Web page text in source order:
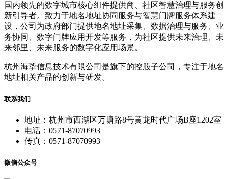
国内领先的数字城市核心组件提供商、社区智慧治理与服务创
新引导者。致力于地名地址协同服务与智慧门牌服务体系建
设，公司为政府部门提供地名地址采集、数据治理与服务、业
务协同、数字门牌应用开发等服务，为社区提供未来治理、未
来邻里、未来服务的数字化应用场景。
杭州海挚信息技术有限公司是旗下的控股子公司，专注于地名
地址相关产品的创新与研发。
联系我们
地址：杭州市西湖区万塘路8号黄龙时代广场B座1202室
电话：0571-87070993
传真：0571-87070993
微信公众号